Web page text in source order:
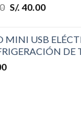
S/. 40.00
MINI USB
DE